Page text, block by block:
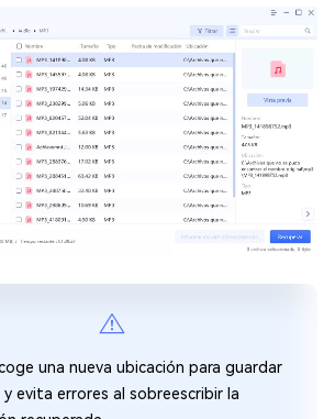
una nueva ubicación para guardar
y evita errores al sobreescribir la